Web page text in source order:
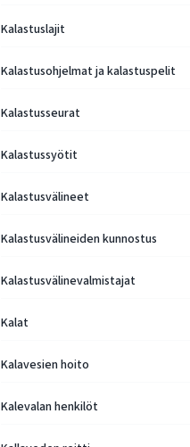
Kalastuslajit
Kalastusohjelmat ja kalastuspelit
Kalastusseurat
Kalastussyötit
Kalastusvälineet
Kalastusvälineiden kunnostus
Kalastusvälinevalmistajat
Kalat
Kalavesien hoito
Kalevalan henkilöt